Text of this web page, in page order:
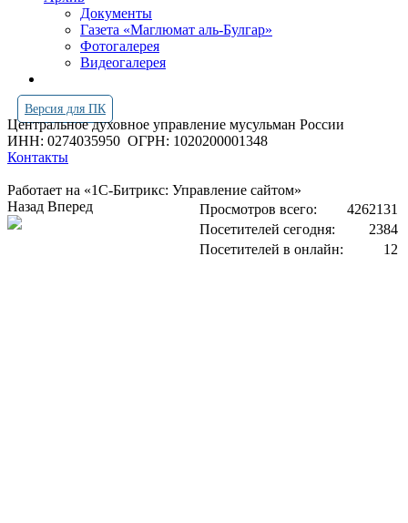
Документы
Газета «Маглюмат аль-Булгар»
Фотогалерея
Видеогалерея
Версия для ПК
Центральное духовное управление мусульман России
ИНН: 0274035950 ОГРН: 1020200001348
Контакты
Работает на «1С-Битрикс: Управление сайтом»
Просмотров всего:
4262131
Посетителей сегодня:
2384
Посетителей в онлайн:
12
Назад Вперед